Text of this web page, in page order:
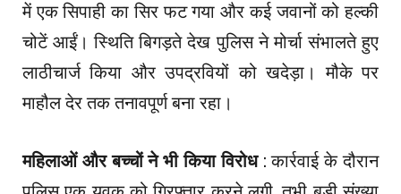
में एक सिपाही का सिर फट गया और कई जवानों को हल्की
चोटें आईं। स्थिति बिगड़ते देख पुलिस ने मोर्चा संभालते हुए
लाठीचार्ज किया और उपद्रवियों को खदेड़ा। मौके पर
माहौल देर तक तनावपूर्ण बना रहा।
महिलाओं और बच्चों ने भी किया विरोध: कार्रवाई के दौरान